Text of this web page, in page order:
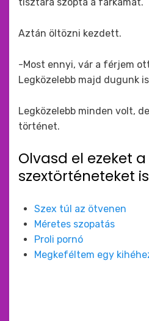
Aztán öltözni kezdett.
-Most ennyi, vár a férjem
Legközelebb majd dugunk
Legközelebb minden volt,
történet.
Olvasd el ezeket a
szextörténeteket
Szex túl az ötvenen
Méretes szopatás
Proli pornó
Megkeféltem egy